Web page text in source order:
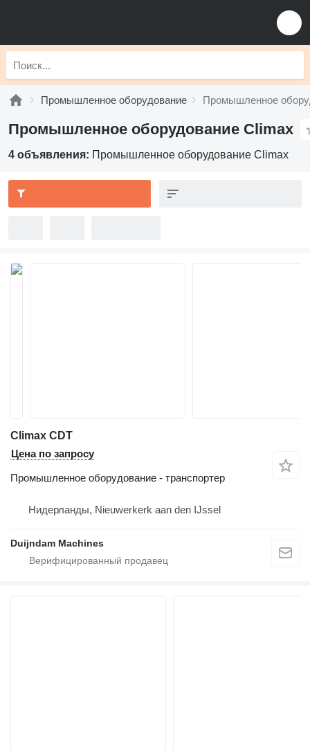
Промышленное оборудование Промышленное
Промышленное оборудование Climax
4 объявления: Промышленное оборудование Climax
Climax CDT
Цена по запросу
Промышленное оборудование - транспортер
Нидерланды, Nieuwerkerk aan den IJssel
Duijndam Machines